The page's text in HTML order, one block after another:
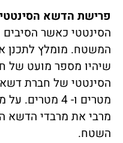
פרישת הדשא הסינטטי
הסינטטי כאשר הסיבים
המשטח. מומלץ לתכנן
שיהיו מספר מועט של
מטרים ו- 4
מרבי את מרבדי הדשא
השטח.